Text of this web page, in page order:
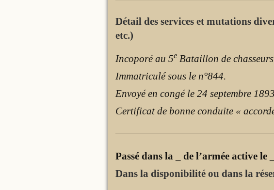
Détail des services et mutations
etc.)
Incoporé au 5e Bataillon de
Immatriculé sous le n°844.
Envoyé en congé le 24 septembre
Certificat de bonne conduite «
Passé dans la de l’armée active le
Dans la disponibilité ou dans la